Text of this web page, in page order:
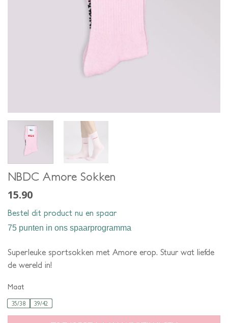
NBDC Amore Sokken
15.90
Bestel dit product nu en spaar
75 punten in ons spaarprogramma
Superleuke sportsokken met Amore erop. Stuur wat liefde
de wereld in!
Maat
35/38 39/42